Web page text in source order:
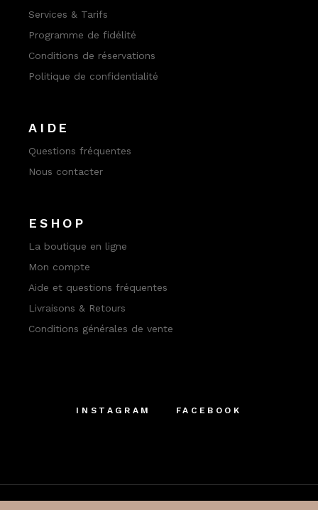
Services & Tarifs
Programme de fidélité
Conditions de réservations
Politique de confidentialité
AIDE
Questions fréquentes
Nous contacter
ESHOP
La boutique en ligne
Mon compte
Aide et questions fréquentes
Livraisons & Retours
Conditions générales de vente
INSTAGRAM FACEBOOK